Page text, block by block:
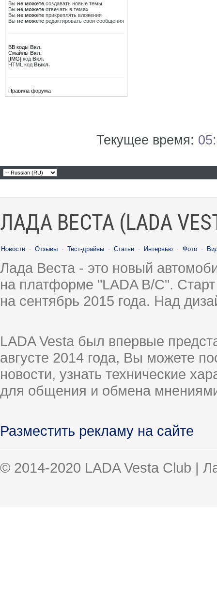
Вы не можете создавать новые темы
Вы не можете отвечать в темах
Вы не можете прикреплять вложения
Вы не можете редактировать свои сообщения
BB коды Вкл.
Смайлы Вкл.
[IMG] код Вкл.
HTML код Выкл.
Правила форума
Текущее время:
ЛАДА ВЕСТА (LADA
Новости · Отзывы · Тест-драйвы · Статьи · Интервью · Фото ·
Лада Веста - это новый
на платформе "LADA B/C".
на сентябрь 2015 года. Над
LADA Vesta был впервые
августе 2014 года, Вы можете
новости, узнать технические
для общения и обмена
Разместить рекламу на сайте
© 2014-2020 LADA Vesta Club |